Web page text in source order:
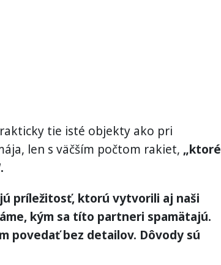
tie isté objekty ako pri
len s väčším počtom rakiet, „ktoré
príležitosť, ktorú vytvorili aj naši
kým sa títo partneri spamätajú.
povedať bez detailov. Dôvody sú